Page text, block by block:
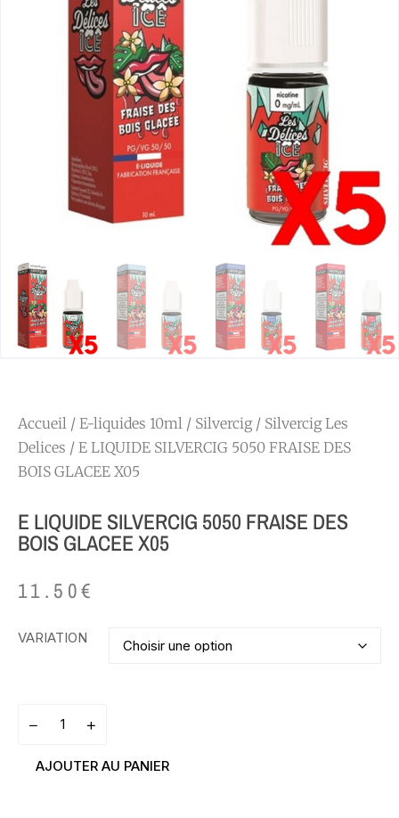
Accueil / E-liquides 10ml / Silvercig/ Silvercig Les
Delices / E LIQUIDE SILVERCIG 5050 FRAISE DES
BOIS GLACEE X05
E LIQUIDE SILVERCIG 5050 FRAISE DES
BOIS GLACEE X05
11.50€
VARIATION
AJOUTER AU PANIER